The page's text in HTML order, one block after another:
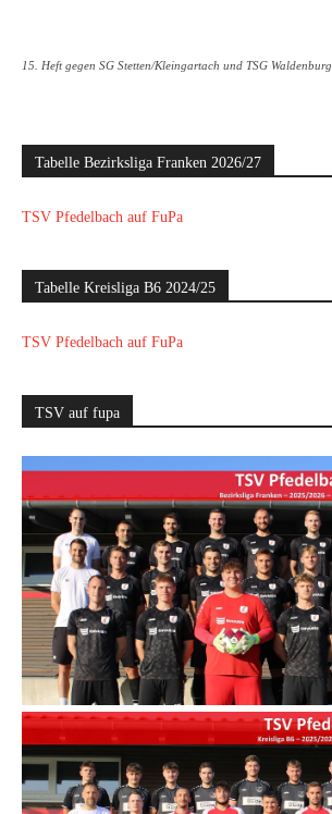
15. Heft gegen SG Stetten/Kleingartach und TSG
Tabelle Bezirksliga Franken 2026/27
TSV Pfedelbach auf FuPa
Tabelle Kreisliga B6 2024/25
TSV Pfedelbach auf FuPa
TSV auf fupa